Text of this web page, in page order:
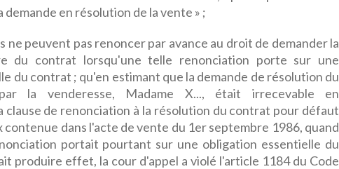
en résolution de la vente » ;
ne peuvent pas renoncer par avance au droit de demander la
du contrat lorsqu'une telle renonciation porte sur une
du contrat ; qu'en estimant que la demande de résolution du
la venderesse, Madame X..., était irrecevable en
clause de renonciation à la résolution du contrat pour défaut
contenue dans l'acte de vente du 1er septembre 1986, quand
portait pourtant sur une obligation essentielle du
produire effet, la cour d'appel a violé l'article 1184 du Code